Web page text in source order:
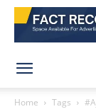
Home Tags